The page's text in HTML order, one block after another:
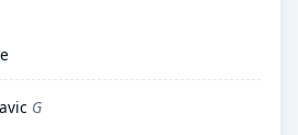
G